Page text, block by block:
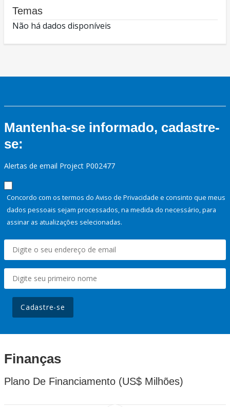
Temas
Não há dados disponíveis
Mantenha-se informado, cadastre-
se:
Alertas de email Project P002477
Concordo com os termos do Aviso de Privacidade e consinto que meus
dados pessoais sejam processados, na medida do necessário, para
assinar as atualizações selecionadas.
Cadastre-se
Finanças
Plano De Financiamento (US$ Milhões)